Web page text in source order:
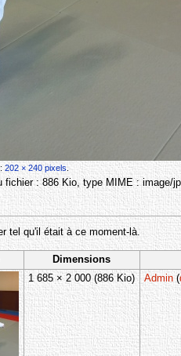
202 × 240 pixels.
fichier : 886 Kio, type MIME :image/
tel qu'il était à ce moment-là.
Dimensions
1 685 × 2 000(886 Kio) Admin (